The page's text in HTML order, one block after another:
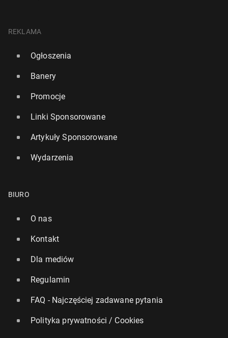
REKLAMA
Ogłoszenia
Banery
Promocje
Linki Sponsorowane
Artykuły Sponsorowane
Wydarzenia
BIURO
O nas
Kontakt
Dla mediów
Regulamin
FAQ - Najczęściej zadawane pytania
Polityka prywatności / Cookies